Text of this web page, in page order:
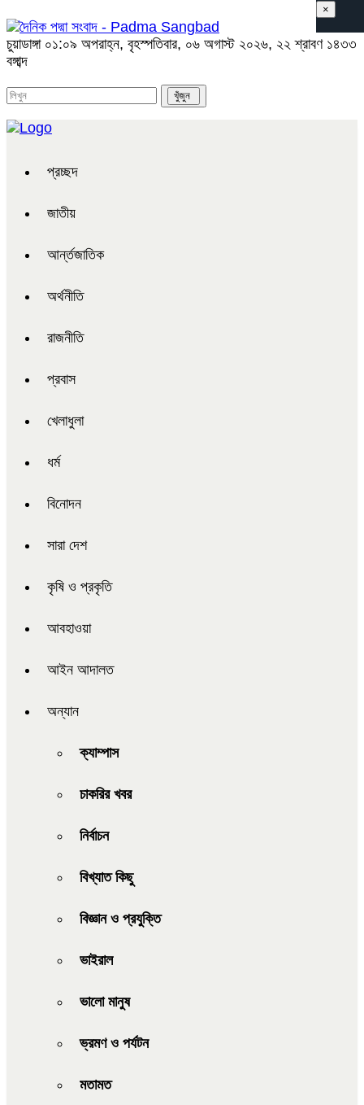
চুয়াডাঙ্গা ০১:০৯ অপরাহ্ন, বৃহস্পতিবার, ০৬ অগাস্ট ২০২৬, ২২ শ্রাবণ ১৪৩৩
বঙ্গাব্দ
প্রচ্ছদ
জাতীয়
আর্ন্তজাতিক
অর্থনীতি
রাজনীতি
প্রবাস
খেলাধুলা
ধর্ম
বিনোদন
সারা দেশ
কৃষি ও প্রকৃতি
আবহাওয়া
আইন আদালত
অন্যান
ক্যাম্পাস
চাকরির খবর
নির্বাচন
বিখ্যাত কিছু
বিজ্ঞান ও প্রযুক্তি
ভাইরাল
ভালো মানুষ
ভ্রমণ ও পর্যটন
মতামত
×